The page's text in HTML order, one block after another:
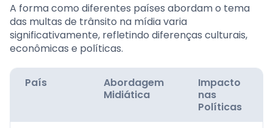
A forma como diferentes países abordam o tema
das multas de trânsito na mídia varia
significativamente, refletindo diferenças culturais,
econômicas e políticas.
País
Abordagem
Midiática
Impacto
nas
Políticas